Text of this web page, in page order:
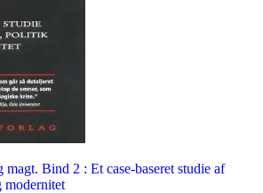
magt. Bind 2 : Et case-baseret studie af